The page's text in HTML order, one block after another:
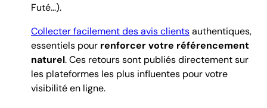
Futé…).
Collecter facilement des avis clientsauthentiques,
essentiels pour renforcer votre référencement
naturel. Ces retours sont publiés directement sur
les plateformes les plus influentes pour votre
visibilité en ligne.